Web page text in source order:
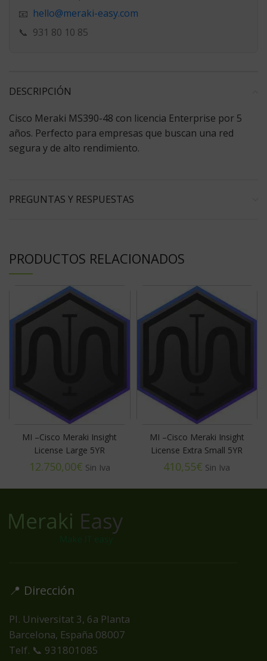
📧 hello@meraki-easy.com
📞 931 80 10 85
DESCRIPCIÓN
Cisco Meraki MS390-48 con licencia Enterprise por 5
años. Perfecto para empresas que buscan una red
segura y de alto rendimiento.
PREGUNTAS Y RESPUESTAS
PRODUCTOS RELACIONADOS
MI –Cisco Meraki Insight
License Large 5YR
€
MI –Cisco Meraki Insight
License Extra Small 5YR
€
📍 Dirección
Pl. Universitat 3, 6a Planta
Barcelona, España 08007
Telf. 📞 931801085